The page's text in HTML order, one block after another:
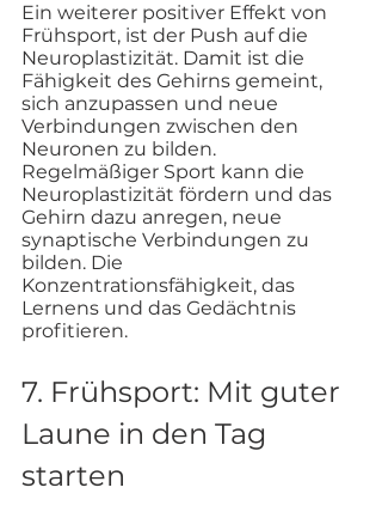
Ein weiterer positiver Effekt von
Frühsport, ist der Push auf die
Neuroplastizität. Damit ist die
Fähigkeit des Gehirns gemeint,
sich anzupassen und neue
Verbindungen zwischen den
Neuronen zu bilden.
Regelmäßiger Sport kann die
Neuroplastizität fördern und das
Gehirn dazu anregen, neue
synaptische Verbindungen zu
bilden. Die
Konzentrationsfähigkeit, das
Lernens und das Gedächtnis
profitieren.
7. Frühsport: Mit guter
Laune in den Tag
starten